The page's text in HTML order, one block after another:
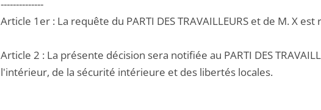
--------------
Article 1er : La requête du PARTI DES TRAVAILLEURS et de M. X est
Article 2 : La présente décision sera notifiée au PARTI DES
l'intérieur, de la sécurité intérieure et des libertés locales.